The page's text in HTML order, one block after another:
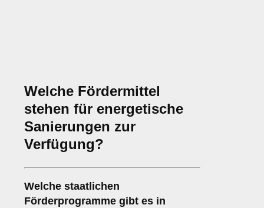
Welche Fördermittel
stehen für energetische
Sanierungen zur
Verfügung?
Welche staatlichen
Förderprogramme gibt es in